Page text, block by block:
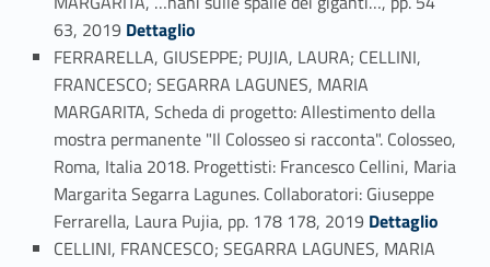
63, 2019 Link identifier #identifier_person_129341-44
Dettaglio
FERRARELLA, GIUSEPPE; PUJIA, LAURA; CELLINI,
FRANCESCO; SEGARRA LAGUNES, MARIA
MARGARITA, Scheda di progetto: Allestimento della
mostra permanente "Il Colosseo si racconta". Colosseo,
Roma, Italia 2018. Progettisti: Francesco Cellini, Maria
Margarita Segarra Lagunes. Collaboratori: Giuseppe
Ferrarella, Laura Pujia, pp. 178 178, 2019 Link identifier #identifier_person_170521-45
Dettaglio
CELLINI, FRANCESCO; SEGARRA LAGUNES, MARIA